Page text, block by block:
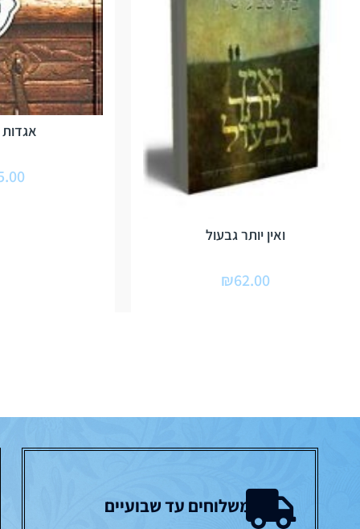
ואין יותר גבעול
₪62.00
אגדות
משלוחים עד שבועיים